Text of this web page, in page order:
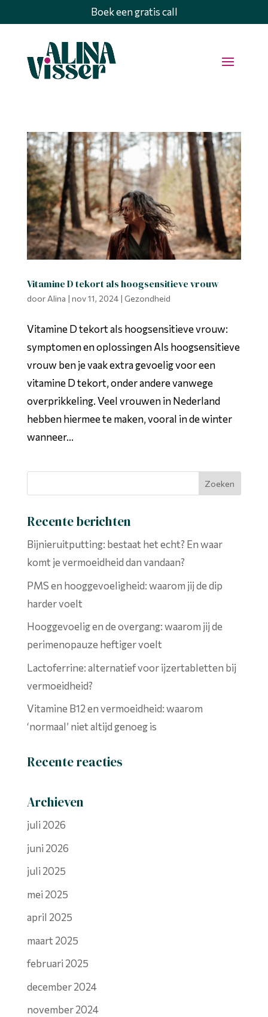
Boek een gratis call
Vitamine D tekort als hoogsensitieve vrouw
door Alina | nov 11, 2024| Gezondheid
Vitamine D tekort als hoogsensitieve vrouw:
symptomen en oplossingen Als hoogsensitieve
vrouw ben je vaak extra gevoelig voor een
vitamine D tekort, onder andere vanwege
overprikkeling. Veel vrouwen in Nederland
hebben hiermee te maken, vooral in de winter
wanneer...
Recente berichten
Bijnieruitputting: bestaat het echt? En waar
komt je vermoeidheid dan vandaan?
PMS en hooggevoeligheid: waarom jij de dip
harder voelt
Hooggevoelig en de overgang: waarom jij de
perimenopauze heftiger voelt
Lactoferrine: alternatief voor ijzertabletten bij
vermoeidheid?
Vitamine B12 en vermoeidheid: waarom
‘normaal’ niet altijd genoeg is
Recente reacties
Archieven
juli 2026
juni 2026
juli 2025
mei 2025
april 2025
maart 2025
februari 2025
december 2024
november 2024